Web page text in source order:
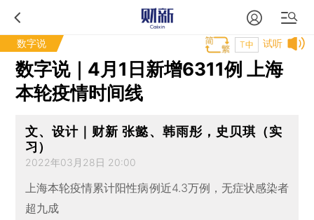
数字说 试听
T中
数字说｜4月1日新增6311例 上海
本轮疫情时间线
文、设计｜财新 张懿、韩雨彤，史贝琪（实
习）
2022年03月28日 20:00
上海本轮疫情累计阳性病例近4.3万例，无症状感染者
超九成